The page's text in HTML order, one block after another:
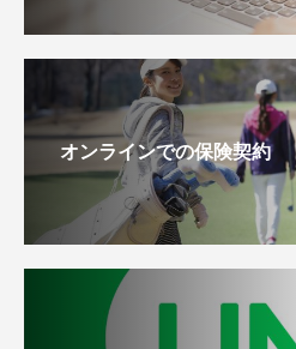
オンラインでの保険契約